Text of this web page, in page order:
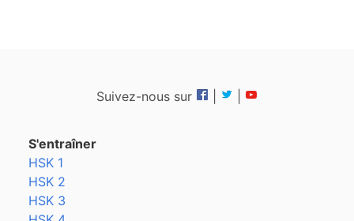
Suivez-nous sur
S'entraîner
HSK 1
HSK 2
HSK 3